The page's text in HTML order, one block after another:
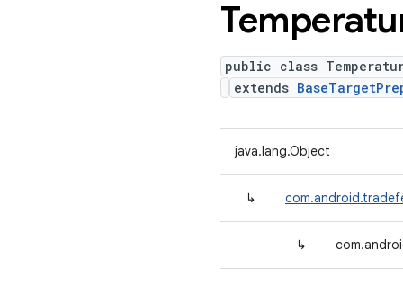
public class
extends
java.lang.Object
↳
↳